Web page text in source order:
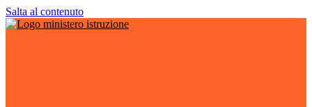
Salta al contenuto